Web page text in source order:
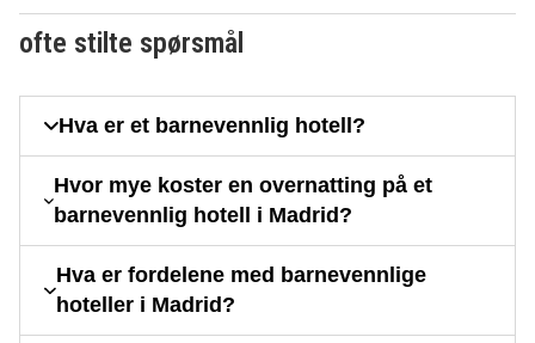
ofte stilte spørsmål
Hva er et barnevennlig hotell?
Hvor mye koster en overnatting på et
barnevennlig hotell i Madrid?
Hva er fordelene med barnevennlige
hoteller i Madrid?